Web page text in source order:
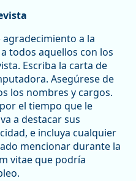
agradecimiento a la
todos aquellos con los
Escriba la carta de
Asegúrese de
los nombres y cargos.
el tiempo que le
a destacar sus
e incluya cualquier
mencionar durante la
vitae que podría